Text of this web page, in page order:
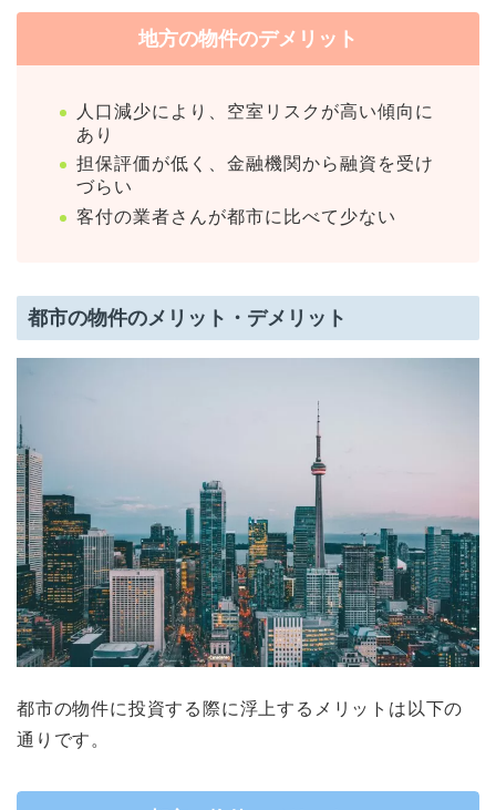
地方の物件のデメリット
人口減少により、空室リスクが高い傾向に
あり
担保評価が低く、金融機関から融資を受け
づらい
客付の業者さんが都市に比べて少ない
都市の物件のメリット・デメリット
都市の物件に投資する際に浮上するメリットは以下の
通りです。